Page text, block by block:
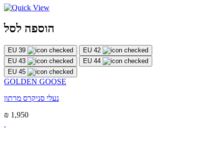
הוספה לסל
EU 39
EU 42
EU 43
EU 44
EU 45
GOLDEN GOOSE
נעלי סניקרס מרתון
₪ 1,950